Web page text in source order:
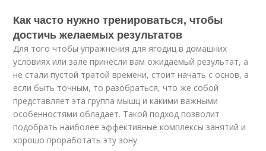
Как часто нужно тренироваться, чтобы
достичь желаемых результатов
Для того чтобы упражнения для ягодиц в домашних
условиях или зале принесли вам ожидаемый результат, а
не стали пустой тратой времени, стоит начать с основ, а
если быть точным, то разобраться, что же собой
представляет эта группа мышц и какими важными
особенностями обладает. Такой подход позволит
подобрать наиболее эффективные комплексы занятий и
хорошо проработать эту зону.